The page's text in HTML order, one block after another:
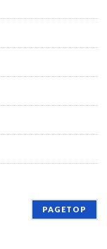
PAGETOP